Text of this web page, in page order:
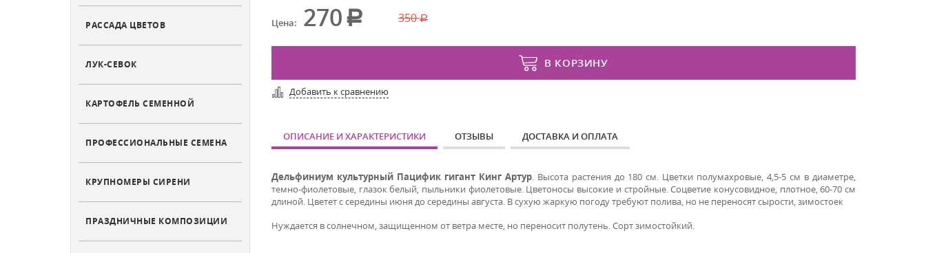
РАССАДА ЦВЕТОВ
ЛУК-СЕВОК
КАРТОФЕЛЬ СЕМЕННОЙ
ПРОФЕССИОНАЛЬНЫЕ СЕМЕНА
КРУПНОМЕРЫ СИРЕНИ
ПРАЗДНИЧНЫЕ КОМПОЗИЦИИ
Цена: 270 350
В КОРЗИНУ
Добавить к сравнению
ОПИСАНИЕ И ХАРАКТЕРИСТИКИ ОТЗЫВЫ ДОСТАВКА И ОПЛАТА
Дельфиниум культурный Пацифик гигант Кинг Артур. Высота растения до 180 см. Цветки полумахровые, 4,5-5 см в диаметре,
темно-фиолетовые, глазок белый, пыльники фиолетовые. Цветоносы высокие и стройные. Соцветие конусовидное, плотное, 60-70 см
длиной. Цветет с середины июня до середины августа. В сухую жаркую погоду требуют полива, но не переносят сырости, зимостоек
Нуждается в солнечном, защищенном от ветра месте, но переносит полутень. Сорт зимостойкий.